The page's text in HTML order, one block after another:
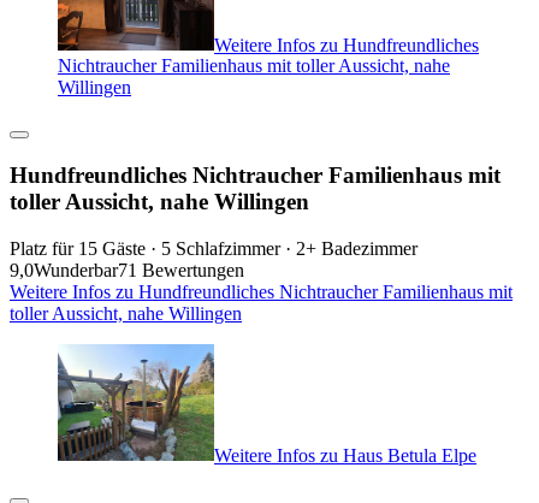
Weitere Infos zu Hundfreundliches
Nichtraucher Familienhaus mit toller Aussicht, nahe
Willingen
Hundfreundliches Nichtraucher Familienhaus mit
toller Aussicht, nahe Willingen
Platz für 15 Gäste · 5 Schlafzimmer · 2+ Badezimmer
9,0Wunderbar71 Bewertungen
Weitere Infos zu Hundfreundliches Nichtraucher Familienhaus mit
toller Aussicht, nahe Willingen
Weitere Infos zu Haus Betula Elpe